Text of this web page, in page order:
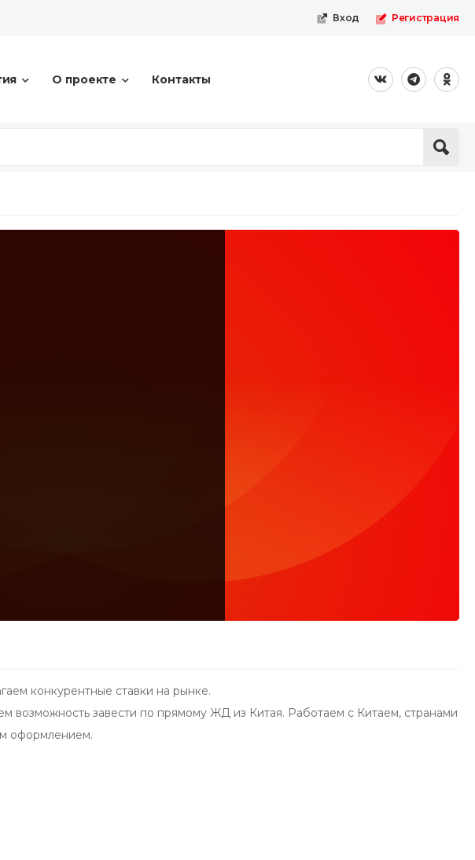
Вход Регистрация
О проекте Контакты
конкурентные ставки на рынке.
возможность завести по прямому ЖД из Китая. Работаем с Китаем, странами
оформлением.